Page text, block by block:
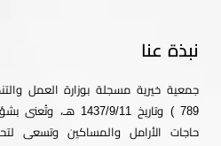
نبذة عنا
جمعية خيرية مسجلة بوزارة العمل
789 ) وتاريخ 1437/9/11 هـ،
حاجات الأرامل والمساكين وتسعى